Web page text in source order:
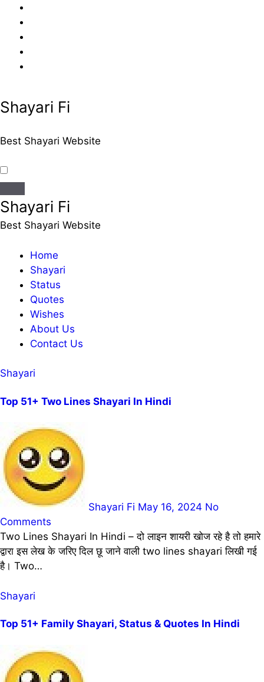
content
Shayari Fi
Best Shayari Website
Shayari Fi
Best Shayari Website
Home
Shayari
Status
Quotes
Wishes
About Us
Contact Us
Shayari
Top 51+ Two Lines Shayari In Hindi
Shayari Fi May 16, 2024 No
Comments
Two Lines Shayari In Hindi – दो लाइन शायरी खोज रहे है तो हमारे
द्वारा इस लेख के जरिए दिल छू जाने वाली two lines shayari लिखी गई
है। Two…
Shayari
Top 51+ Family Shayari, Status & Quotes In Hindi